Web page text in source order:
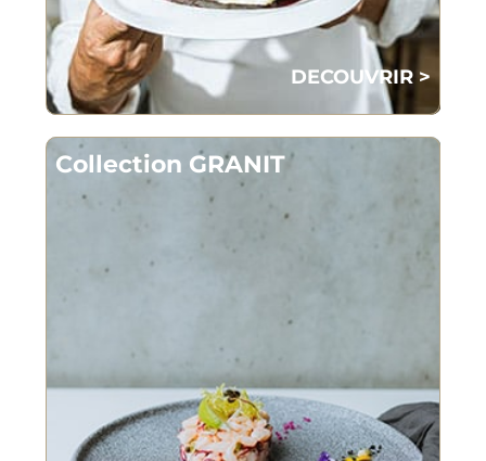
DECOUVRIR >
Collection GRANIT